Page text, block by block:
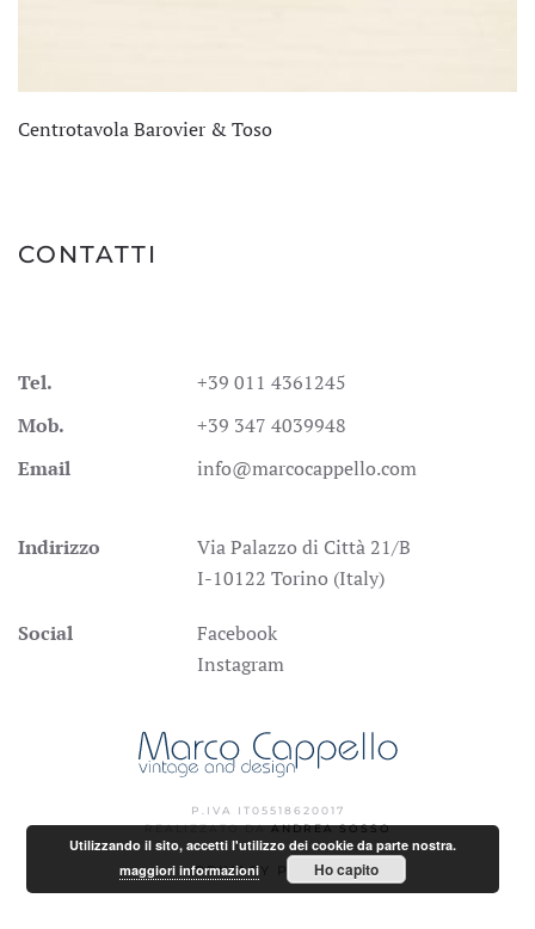
Centrotavola Barovier & Toso
CONTATTI
Tel.
+39 011 4361245
Mob.
+39 347 4039948
Email
info@marcocappello.com
Indirizzo
Via Palazzo di Città 21/B
I-10122 Torino (Italy)
Social
Facebook
Instagram
P.IVA IT05518620017
REALIZZATO DAANDREA SOSSO
PRIVACY POLICY
Utilizzando il sito, accetti l'utilizzo dei cookie da parte nostra.
maggiori informazioni
Ho capito